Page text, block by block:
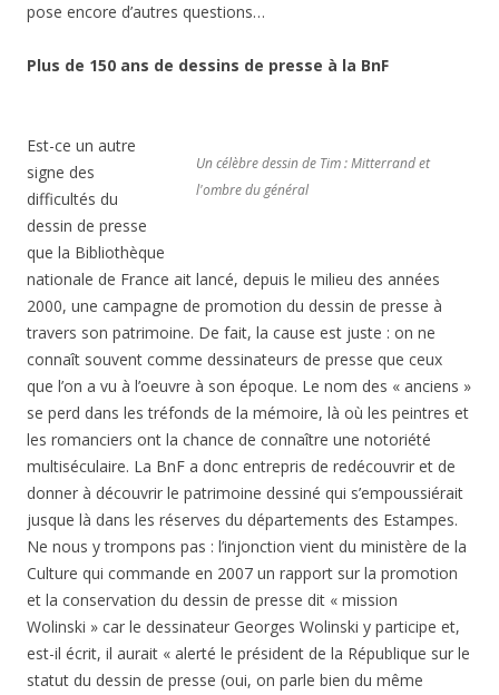
pose encore d’autres questions…
Plus de 150 ans de dessins de presse à la BnF
Un célèbre dessin de Tim : Mitterrand et
l'ombre du général
Est-ce un autre
signe des
difficultés du
dessin de presse
que la Bibliothèque
nationale de France ait lancé, depuis le milieu des années
2000, une campagne de promotion du dessin de presse à
travers son patrimoine. De fait, la cause est juste : on ne
connaît souvent comme dessinateurs de presse que ceux
que l’on a vu à l’oeuvre à son époque. Le nom des « anciens »
se perd dans les tréfonds de la mémoire, là où les peintres et
les romanciers ont la chance de connaître une notoriété
multiséculaire. La BnF a donc entrepris de redécouvrir et de
donner à découvrir le patrimoine dessiné qui s’empoussiérait
jusque là dans les réserves du départements des Estampes.
Ne nous y trompons pas : l’injonction vient du ministère de la
Culture qui commande en 2007 un rapport sur la promotion
et la conservation du dessin de presse dit « mission
Wolinski » car le dessinateur Georges Wolinski y participe et,
est-il écrit, il aurait « alerté le président de la République sur le
statut du dessin de presse (oui, on parle bien du même